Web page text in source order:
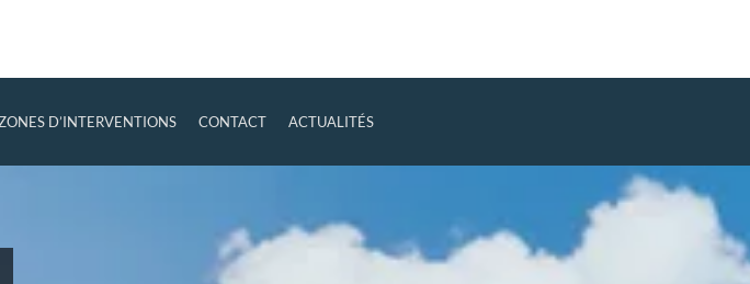
D’INTERVENTIONS CONTACT ACTUALITÉS